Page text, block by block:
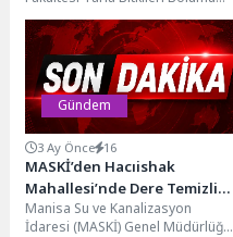
Öğretim Üyesi Prof. Dr. Ramazan
Acar, Çumra’nın Fethiye...
Gündem
3 Ay Önce 16
MASKİ’den Hacıishak
Mahallesi’nde Dere Temizliği
Seferberliği
Manisa Su ve Kanalizasyon
İdaresi (MASKİ) Genel Müdürlüğü